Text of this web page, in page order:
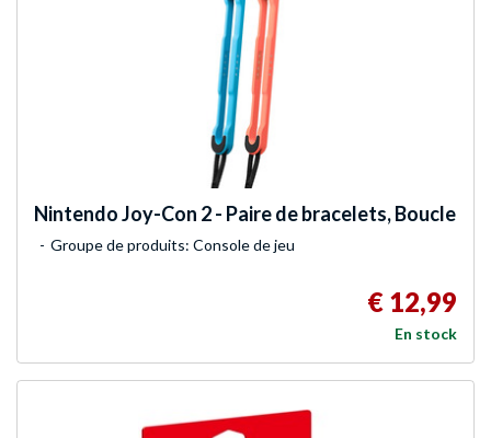
NintendoJoy-Con 2 - Paire de bracelets, Boucle
Groupe de produits: Console de jeu
€ 12,99
En stock